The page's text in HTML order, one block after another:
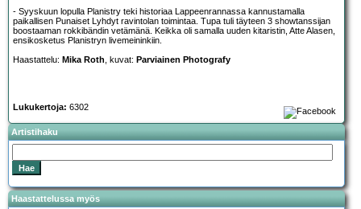
- Syyskuun lopulla Planistry teki historiaa Lappeenrannassa kannustamalla
paikallisen Punaiset Lyhdyt ravintolan toimintaa. Tupa tuli täyteen 3 showtanssijan
boostaaman rokkibändin vetämänä. Keikka oli samalla uuden kitaristin, Atte Alasen,
ensikosketus Planistryn livemeininkiin.
Haastattelu: Mika Roth, kuvat: Parviainen Photografy
Lukukertoja: 6302
Artistihaku
Haastattelussa myös